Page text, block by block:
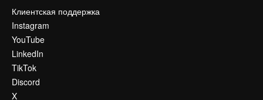
Клиентская поддержка
Instagram
YouTube
LinkedIn
TikTok
Discord
X